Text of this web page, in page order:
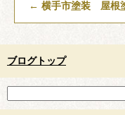
← 横手市塗装 屋根
ブログトップ